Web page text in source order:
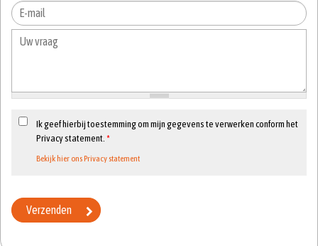
Ik geef hierbij toestemming om mijn gegevens te verwerken conform het
Privacy statement. *
Bekijk hier ons Privacy statement